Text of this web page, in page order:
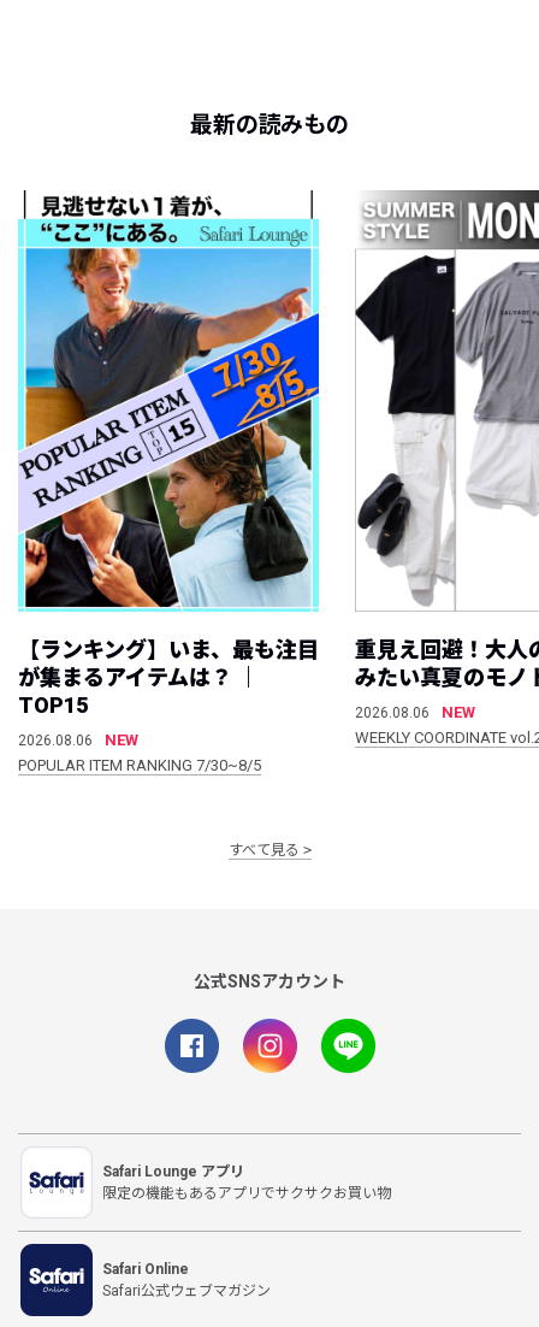
最新の読みもの
【ランキング】いま、最も注目
が集まるアイテムは？ ｜
TOP15
2026.08.06
NEW
POPULAR ITEM RANKING 7/30~8/5
重見え回避！大人
みたい真夏のモノ
2026.08.06
NEW
WEEKLY COORDINATE
すべて見る
公式SNSアカウント
Safari Lounge アプリ
限定の機能もあるアプリでサクサクお買い物
Safari Online
Safari公式ウェブマガジン